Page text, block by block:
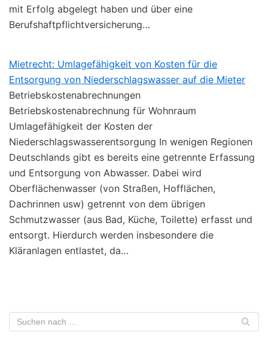
mit Erfolg abgelegt haben und über eine
Berufshaftpflichtversicherung…
Mietrecht: Umlagefähigkeit von Kosten für die
Entsorgung von Niederschlagswasser auf die Mieter
Betriebskostenabrechnungen
Betriebskostenabrechnung für Wohnraum
Umlagefähigkeit der Kosten der
Niederschlagswasserentsorgung In wenigen Regionen
Deutschlands gibt es bereits eine getrennte Erfassung
und Entsorgung von Abwasser. Dabei wird
Oberflächenwasser (von Straßen, Hofflächen,
Dachrinnen usw) getrennt von dem übrigen
Schmutzwasser (aus Bad, Küche, Toilette) erfasst und
entsorgt. Hierdurch werden insbesondere die
Kläranlagen entlastet, da…